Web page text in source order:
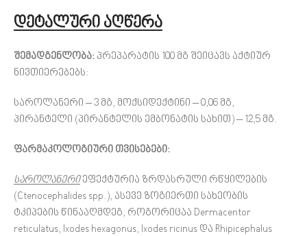
დეტალური აღწერა
შემადგენლობა: პრეპარატის 100 მგ შეიცავს აქტიურ
ნივთიერებებს:
საროლანერი – 3 მგ, მოქსიდექტინი – 0,06 მგ,
პირანტელი (პირანტელის ემბონატის სახით) – 12,5 მგ.
ფარმაკოლოგიური თვისებები:
საროლანერიეფექტურია ზრდასრული რწყილების
(Ctenocephalides spp.), ასევე ზოგიერთი სახეობის
ტკიპების წინააღმდეგ, როგორიცაა Dermacentor
reticulatus, Ixodes hexagonus, Ixodes ricinus და Rhipicephalus